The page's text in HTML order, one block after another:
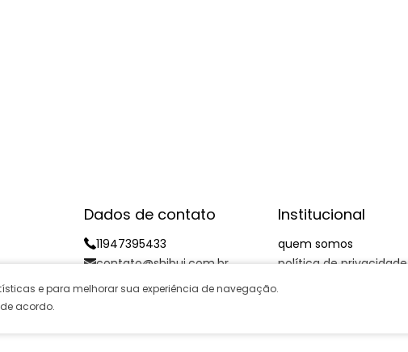
Dados de contato
11947395433
contato@shibui.com.br
Fale conosco
Institucional
quem somos
política de privacidade
e para melhorar sua experiência de navegação.
acordo.